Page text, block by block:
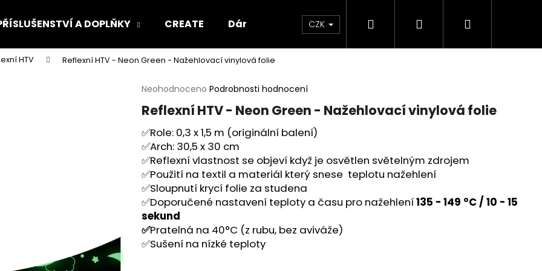
A DOPLŇKY CREATE Dárkový poukaz BLEŠÍ TRH🛍️ Doprava a platba
CZK Hledat PřihlášeníNákupní
HTV Reflexní HTV - Neon Green - Nažehlovací vinylová folie
Průměrné
produktu
0,0
z
5
hvězdiček.
Neohodnoceno Podrobnosti hodnocení
Reflexní HTV - Neon Green - Nažehlovací vinylová folie
✅Role: 0,3 x 1,5 m (originální balení)
✅Arch: 30,5 x 30 cm
✅Reflexní vlastnost se objeví když je osvětlen světelným zdrojem
✅Použití na textil a materiál který snese teplotu nažehlení
✅Sloupnutí krycí folie za studena
✅Doporučené nastavení teploty a času pro nažehlení135 - 149 °C / 10 - 15
sekund
✅Pratelná na 40°C (z rubu, bez aviváže)
✅Sušení na nízké teploty
Co potřebujete najít?
HLEDAT